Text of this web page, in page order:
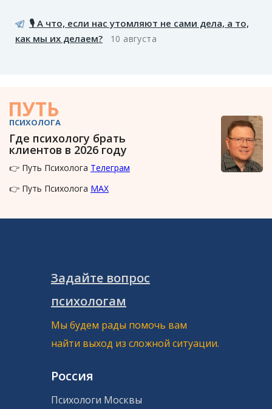
🎙️ А что, если нас утомляют не сами дела, а то,
как мы их делаем?
10 августа
ПУТЬ
ПСИХОЛОГА
Где психологу брать
клиентов в 2026 году
👉 Путь Психолога Телеграм
👉 Путь Психолога MAX
Задайте вопрос
психологам
Мы будем рады помочь вам
найти выход из сложной ситуации.
Россия
Психологи Москвы